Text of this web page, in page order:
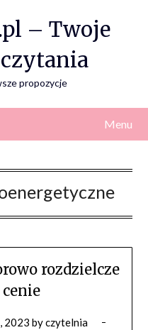
– Twoje
propozycje
Menu
rozdzielcze
2023 byczytelnia